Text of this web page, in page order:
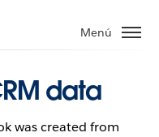
Menú
data
was created from